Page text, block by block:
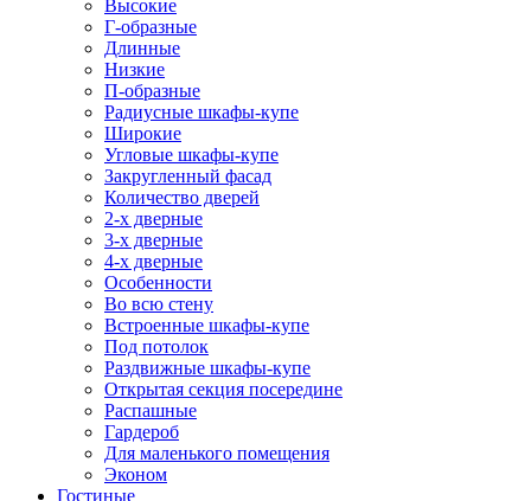
Высокие
Г-образные
Длинные
Низкие
П-образные
Радиусные шкафы-купе
Широкие
Угловые шкафы-купе
Закругленный фасад
Количество дверей
2-х дверные
3-х дверные
4-х дверные
Особенности
Во всю стену
Встроенные шкафы-купе
Под потолок
Раздвижные шкафы-купе
Открытая секция посередине
Распашные
Гардероб
Для маленького помещения
Эконом
Гостиные